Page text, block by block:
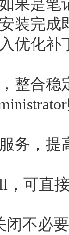
果是
装完成
优化补
整合稳
务，
，可直
闭不必